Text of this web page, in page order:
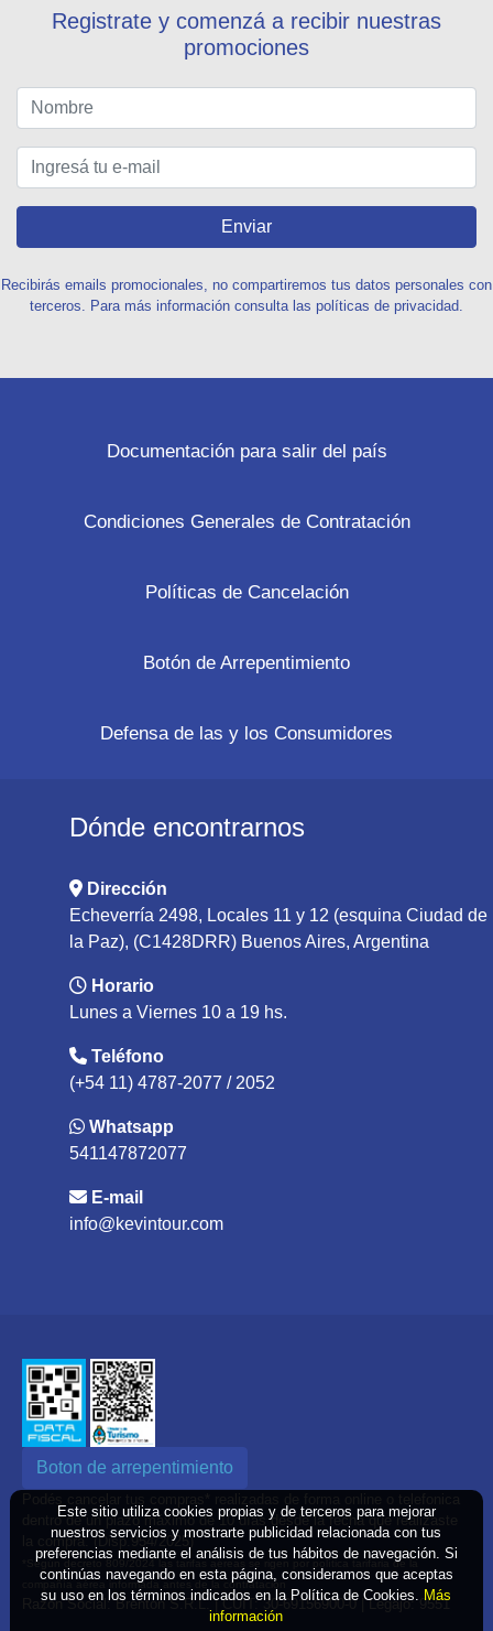
Registrate y comenzá a recibir nuestras
promociones
Enviar
Recibirás emails promocionales, no compartiremos tus datos personales con
terceros. Para más información consulta las políticas de privacidad.
Documentación para salir del país
Condiciones Generales de Contratación
Políticas de Cancelación
Botón de Arrepentimiento
Defensa de las y los Consumidores
Dónde encontrarnos
Dirección
Echeverría 2498, Locales 11 y 12 (esquina Ciudad de
la Paz), (C1428DRR) Buenos Aires, Argentina
Horario
Lunes a Viernes 10 a 19 hs.
Teléfono
(+54 11) 4787-2077 / 2052
Whatsapp
541147872077
E-mail
info@kevintour.com
Boton de arrepentimiento
dentro de un plazo máximo de 10 días desde la fecha que realizaste
la compra. (Disp.954/2025)
*Según decreto 809/2024 las tarifas aéreas se rigen por política tarifaria de la
compañía aérea informada antes de la contratación
Razón Social: Brenton S.R.L. | CUIT: 30-69156900-0 | Legajo: 9551
Este sitio utiliza cookies propias y de terceros para mejorar
nuestros servicios y mostrarte publicidad relacionada con tus
preferencias mediante el análisis de tus hábitos de navegación. Si
continúas navegando en esta página, consideramos que aceptas
su uso en los términos indicados en la Política de Cookies. Más
información